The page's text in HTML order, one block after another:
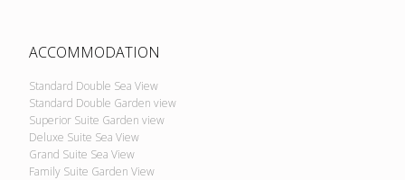
ACCOMMODATION
Standard Double Sea View
Standard Double Garden view
Superior Suite Garden view
Deluxe Suite Sea View
Grand Suite Sea View
Family Suite Garden View